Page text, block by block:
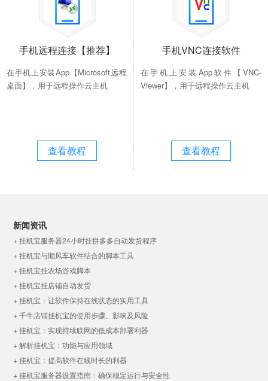
手机远程连接【推荐】
在手机上安装App【Microsoft远程
桌面】，用于远程操作云主机
查看教程
手机VNC连接软件
在手机上安装App软件【VNC-
Viewer】，用于远程操作云主机
查看教程
新闻资讯
+ 挂机宝服务器24小时挂拼多多自动发货程序
+ 挂机宝与顺风车软件结合的脚本工具
+ 挂机宝挂农场游戏脚本
+ 挂机宝挂店铺自动发货
+ 挂机宝：让软件保持在线状态的实用工具
+ 千牛店铺挂机宝的使用步骤、影响及风险
+ 挂机宝：实现持续联网的低成本部署利器
+ 解析挂机宝：功能与应用领域
+ 挂机宝：提高软件在线时长的利器
+ 挂机宝服务器设置指南：确保稳定运行与安全性